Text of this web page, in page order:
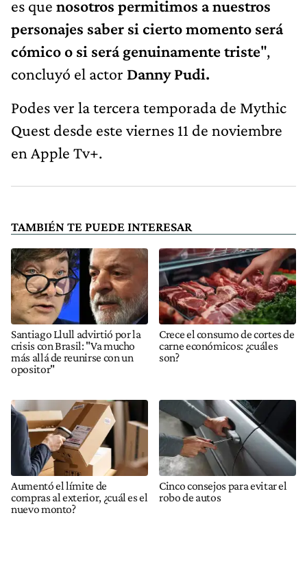
es que nosotros permitimos a nuestros
personajes saber si cierto momento será
cómico o si será genuinamente triste",
concluyó el actor Danny Pudi.
Podes ver la tercera temporada de Mythic
Quest desde este viernes 11 de noviembre
en Apple Tv+.
TAMBIÉN TE PUEDE INTERESAR
Santiago Llull advirtió por la
crisis con Brasil: "Va mucho
más allá de reunirse con un
opositor"
Crece el consumo de cortes de
carne económicos: ¿cuáles
son?
Aumentó el límite de
compras al exterior, ¿cuál es el
nuevo monto?
Cinco consejos para evitar el
robo de autos